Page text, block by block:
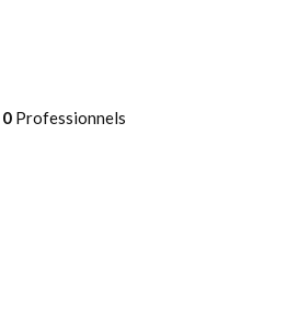
0 Professionnels